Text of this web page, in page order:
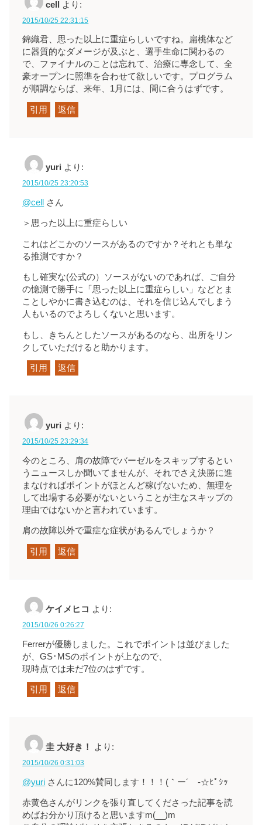
cell より:
2015/10/25 22:31:15
錦織君、思った以上に重症らしいですね。扁桃体など
に器質的なダメージが及ぶと、選手生命に関わるの
で、ファイナルのことは忘れて、治療に専念して、全
豪オープンに照準を合わせて欲しいです。プログラム
が順調ならば、来年、1月には、間に合うはずです。
引用 返信
yuri より:
2015/10/25 23:20:53
@cell さん
＞思った以上に重症らしい
これはどこかのソースがあるのですか？それとも単な
る推測ですか？
もし確実な(公式の）ソースがないのであれば、ご自分
の憶測で勝手に「思った以上に重症らしい」などとま
ことしやかに書き込むのは、それを信じ込んでしまう
人もいるのでよろしくないと思います。
もし、きちんとしたソースがあるのなら、出所をリン
クしていただけると助かります。
引用 返信
yuri より:
2015/10/25 23:29:34
今のところ、肩の故障でバーゼルをスキップするとい
うニュースしか聞いてませんが、それでさえ決勝に進
まなければポイントがほとんど稼げないため、無理を
して出場する必要がないということが主なスキップの
理由ではないかと言われています。
肩の故障以外で重症な症状があるんでしょうか？
引用 返信
ケイメヒコ より:
2015/10/26 0:26:27
Ferrerが優勝しました。これでポイントは並びました
が、GS･MSのポイントが上なので、
現時点では未だ7位のはずです。
引用 返信
圭 大好き！ より:
2015/10/26 0:31:03
@yuri さんに120%賛同します！！！(｀ー´ゞ-☆ﾋﾟｼｯ
赤黄色さんがリンクを張り直してくださった記事を読
めばお分かり頂けると思いますm(__)m